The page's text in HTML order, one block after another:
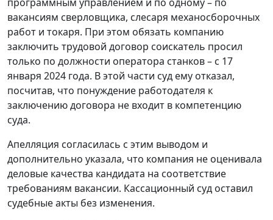
вакансиям сверловщика, слесаря механосборочных
работ и токаря. При этом обязать компанию
заключить трудовой договор соискатель просил
только по должности оператора станков – с 17
января 2024 года. В этой части суд ему отказал,
посчитав, что понуждение работодателя к
заключению договора не входит в компетенцию
суда.
Апелляция согласилась с этим выводом и
дополнительно указала, что компания не оценивала
деловые качества кандидата на соответствие
требованиям вакансии. Кассационный суд оставил
судебные акты без изменения.